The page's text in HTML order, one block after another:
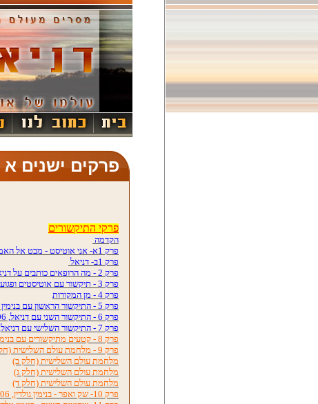
פרקים ישנים א
פרקי התיקשורים
הקדמה
פרק 1א- אני אוטיסט - מבט אל האמת
פרק 1ב- דניאל
פרק 2 - מה הרופאים כותבים על דניאל
פרק 3 - תיקשור עם אוטיסטים ופגועי מוח
פרק 4 - מן המקורות
פרק 5 - התיקשור הראשון עם בנימין גולדין, 28/09/06
פרק 6 - התיקשור השני עם דניאל, 17/10/06
פרק 7 - התיקשור השלישי עם דניאל, 24/10/06
פרק 8 - קטעים מתיקשורים עם בנימין גולדין
פרק 9 - מלחמת עולם השלישית (חלק א)
מלחמת עולם השלישית (חלק ב)
מלחמת עולם השלישית (חלק ג)
מלחמת עולם השלישית (חלק ד)
פרק 10- שק ואפר - בנימין גולדין, 11/11/06